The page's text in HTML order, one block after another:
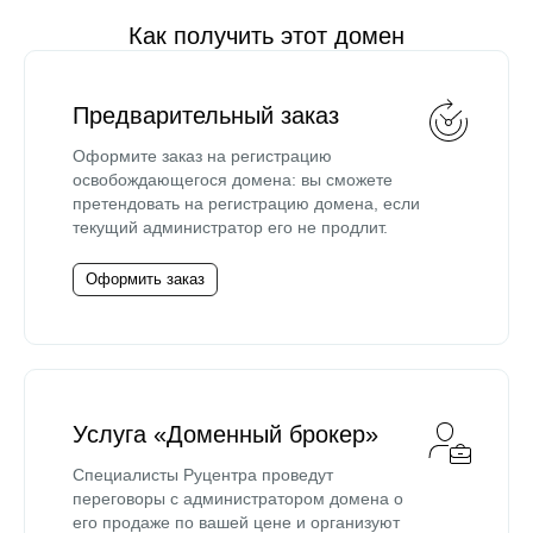
Как получить этот домен
Предварительный заказ
Оформите заказ на регистрацию
освобождающегося домена: вы сможете
претендовать на регистрацию домена, если
текущий администратор его не продлит.
Оформить заказ
Услуга «Доменный брокер»
Специалисты Руцентра проведут
переговоры с администратором домена о
его продаже по вашей цене и организуют